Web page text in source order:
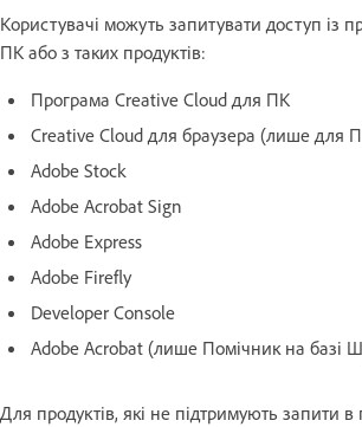
Користувачі можуть запитувати доступ із
ПК або з таких продуктів:
Програма Creative Cloud для ПК
Creative Cloud для браузера (лише для
Adobe Stock
Adobe Acrobat Sign
Adobe Express
Adobe Firefly
Developer Console
Adobe Acrobat (лише Помічник на базі
Для продуктів, які не підтримують запити